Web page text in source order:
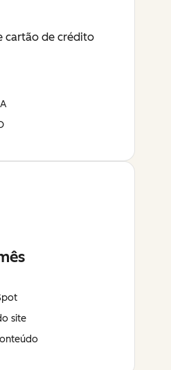
cartão de crédito
site